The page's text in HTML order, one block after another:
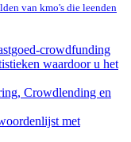
van kmo's die leenden
crowdfunding
waardoor u het
Crowdlending en
met